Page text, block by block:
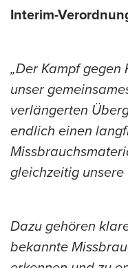
Interim-
„Der Kampf
unser
verlängerten
endlich einen
gleichzeitig unsere
Dazu gehören
bekannte